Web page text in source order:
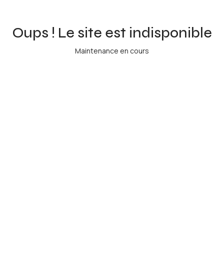
Oups ! Le site est indisponible
Maintenance en cours